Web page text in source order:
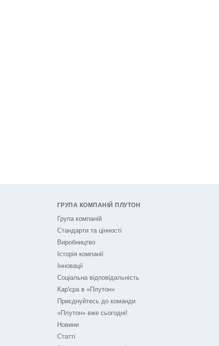
ГРУПА КОМПАНІЙ ПЛУТОН
Група компаній
Стандарти та цінності
Виробництво
Історія компанії
Інновації
Соціальна відповідальність
Кар'єра в «Плутон»
Приєднуйтесь до команди
«Плутон» вже сьогодні!
Новини
Статті